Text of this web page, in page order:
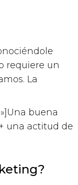
requiere un
La
buena
una actitud de